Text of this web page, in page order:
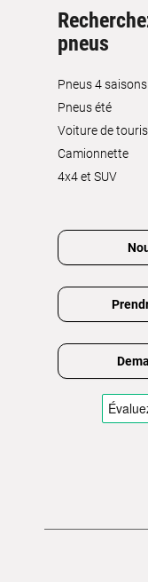
pneus
Pneus 4 saisons
Pneus été
Voiture de
Camionnette
4x4 et SUV